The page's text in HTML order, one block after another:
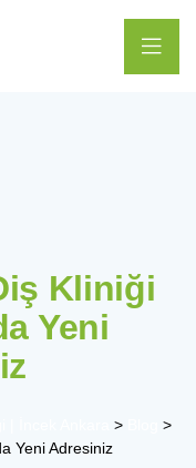
Kliniği
Yeni
>
>
Yeni Adresiniz